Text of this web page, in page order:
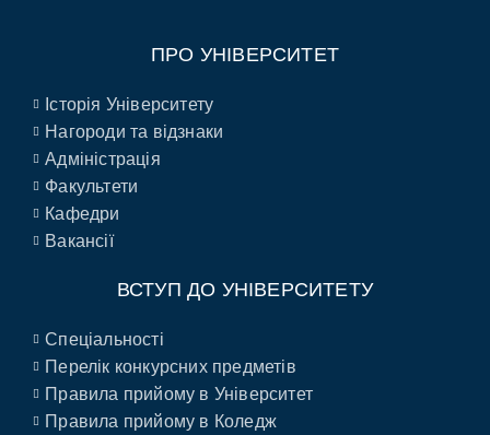
ПРО УНІВЕРСИТЕТ
Історія Університету
Нагороди та відзнаки
Адміністрація
Факультети
Кафедри
Вакансії
ВСТУП ДО УНІВЕРСИТЕТУ
Спеціальності
Перелік конкурсних предметів
Правила прийому в Університет
Правила прийому в Коледж